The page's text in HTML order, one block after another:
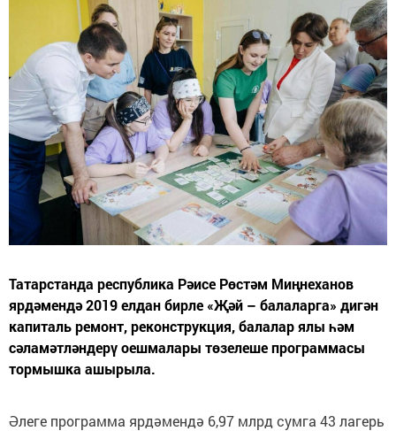
Татарстанда республика Рәисе Рөстәм Миңнеханов
ярдәмендә 2019 елдан бирле «Җәй – балаларга» дигән
капиталь ремонт, реконструкция, балалар ялы һәм
сәламәтләндерү оешмалары төзелеше программасы
тормышка ашырыла.
Әлеге программа ярдәмендә 6,97 млрд сумга 43 лагерь